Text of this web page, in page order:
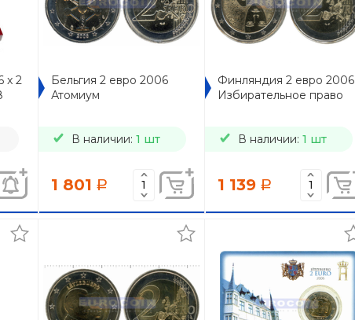
x 2
Бельгия 2 евро 2006
Атомиум
В наличии: 1 шт
1 801 a
Финляндия 2 евро 2006
Избирательное право
В наличии: 1 шт
1 139 a